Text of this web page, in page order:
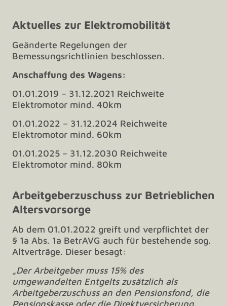
Aktuelles zur Elektromobilität
Geänderte Regelungen der
Bemessungsrichtlinien beschlossen.
Anschaffung des Wagens:
01.01.2019 – 31.12.2021 Reichweite
Elektromotor mind. 40km
01.01.2022 – 31.12.2024 Reichweite
Elektromotor mind. 60km
01.01.2025 – 31.12.2030 Reichweite
Elektromotor mind. 80km
Arbeitgeberzuschuss zur Betrieblichen
Altersvorsorge
Ab dem 01.01.2022 greift und verpflichtet der
§ 1a Abs. 1a BetrAVG auch für bestehende sog.
Altverträge. Dieser besagt:
„Der Arbeitgeber muss 15% des
umgewandelten Entgelts zusätzlich als
Arbeitgeberzuschuss an den Pensionsfond, die
Pensionskasse oder die Direktversicherung